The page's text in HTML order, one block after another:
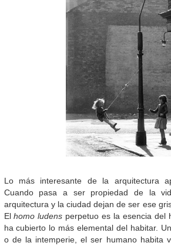
Lo más interesante de la arquitectura
Cuando pasa a ser propiedad de la
arquitectura y la ciudad dejan de ser ese
Elhomo ludens perpetuo es la esencia del
ha cubierto lo más elemental del habitar.
o de la intemperie, el ser humano habita